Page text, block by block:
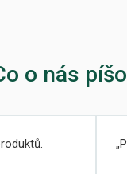
o nás